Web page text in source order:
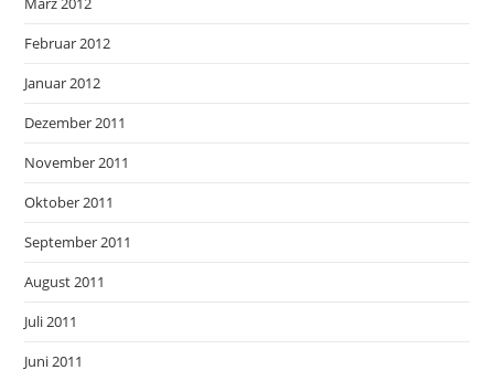
Februar 2012
Januar 2012
Dezember 2011
November 2011
Oktober 2011
September 2011
August 2011
Juli 2011
Juni 2011